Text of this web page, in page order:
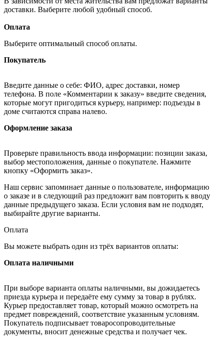
доставки. Выберите любой удобный способ.
Оплата
Выберите оптимальный способ оплаты.
Покупатель
Введите данные о себе: ФИО, адрес доставки, номер
телефона. В поле «Комментарии к заказу» введите сведения,
которые могут пригодиться курьеру, например: подъезды в
доме считаются справа налево.
Оформление заказа
Проверьте правильность ввода информации: позиции заказа,
выбор местоположения, данные о покупателе. Нажмите
кнопку «Оформить заказ».
Наш сервис запоминает данные о пользователе, информацию
о заказе и в следующий раз предложит вам повторить к вводу
данные предыдущего заказа. Если условия вам не подходят,
выбирайте другие варианты.
Оплата
Вы можете выбрать один из трёх вариантов оплаты:
Оплата наличными
При выборе варианта оплаты наличными, вы дожидаетесь
приезда курьера и передаёте ему сумму за товар в рублях.
Курьер предоставляет товар, который можно осмотреть на
предмет повреждений, соответствие указанным условиям.
Покупатель подписывает товаросопроводительные
документы, вносит денежные средства и получает чек.